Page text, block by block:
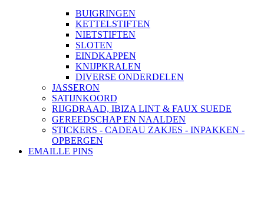
BUIGRINGEN
KETTELSTIFTEN
NIETSTIFTEN
SLOTEN
EINDKAPPEN
KNIJPKRALEN
DIVERSE ONDERDELEN
JASSERON
SATIJNKOORD
RIJGDRAAD, IBIZA LINT & FAUX SUEDE
GEREEDSCHAP EN NAALDEN
STICKERS - CADEAU ZAKJES - INPAKKEN -
OPBERGEN
EMAILLE PINS